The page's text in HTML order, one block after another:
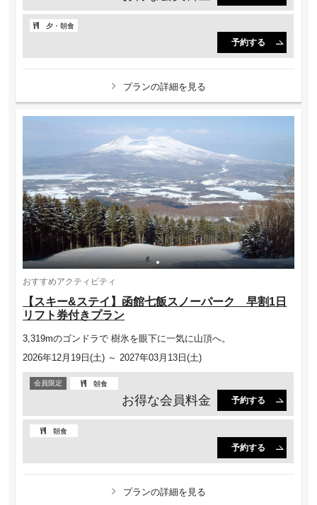
夕・朝食
予約する
プランの詳細を見る
おすすめアクティビティ
【スキー&ステイ】函館七飯スノーパーク 早割1日
リフト券付きプラン
3,319mのゴンドラで 樹氷を眼下に一気に山頂へ。
2026年12月19日(土) ～ 2027年03月13日(土)
会員限定 朝食
お得な会員料金 予約する
朝食
予約する
プランの詳細を見る